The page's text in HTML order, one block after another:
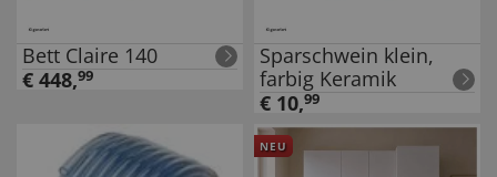
Bett Claire 140
€ 448,99
Sparschwein klein,
farbig Keramik
€ 10,99
NEU